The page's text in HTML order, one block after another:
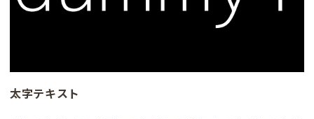
太字テキスト